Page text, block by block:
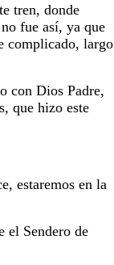
tren, donde
fue así, ya que
complicado, largo
con Dios Padre,
que hizo este
estaremos en la
el Sendero de